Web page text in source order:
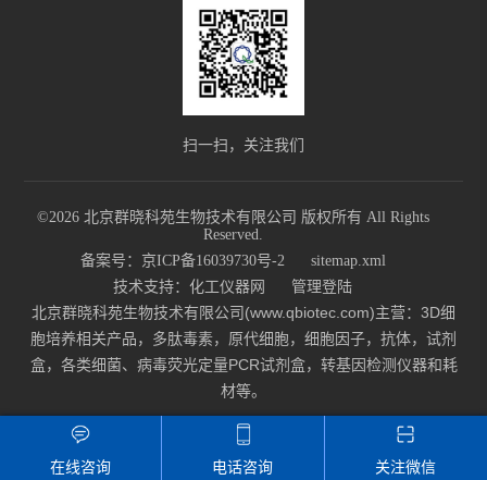
扫一扫，关注我们
©2026 北京群晓科苑生物技术有限公司 版权所有 All Rights
Reserved.
备案号：京ICP备16039730号-2
sitemap.xml
技术支持： 化工仪器网 管理登陆
北京群晓科苑生物技术有限公司(www.qbiotec.com)主营：3D细
胞培养相关产品，多肽毒素，原代细胞，细胞因子，抗体，试剂
盒，各类细菌、病毒荧光定量PCR试剂盒，转基因检测仪器和耗
材等。
在线咨询 电话咨询 关注微信